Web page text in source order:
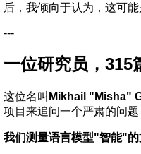
后，我倾向于认为，这可
---
一位研究员，
这位名叫 Mikhail "Misha"
项目来追问一个严肃的问题
我们测量语言模型"智能"